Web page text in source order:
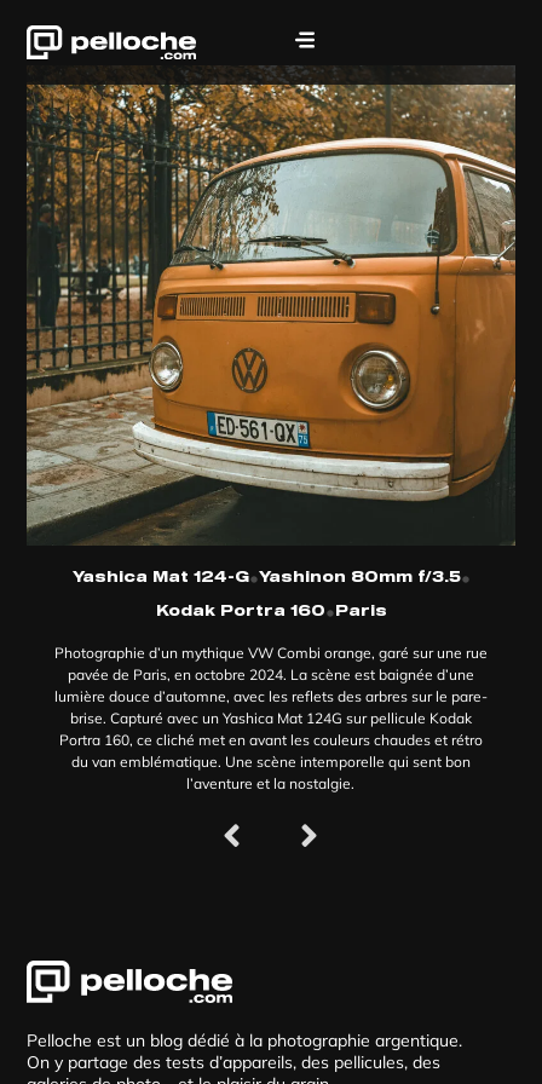
Yashica Mat 124-G•Yashinon 80mm f/3.5•
Kodak Portra 160•Paris
Photographie d’un mythique VW Combi orange, garé sur une rue
pavée de Paris, en octobre 2024. La scène est baignée d’une
lumière douce d’automne, avec les reflets des arbres sur le pare-
brise. Capturé avec un Yashica Mat 124G sur pellicule Kodak
Portra 160, ce cliché met en avant les couleurs chaudes et rétro
du van emblématique. Une scène intemporelle qui sent bon
l’aventure et la nostalgie.
Pelloche est un blog dédié à la photographie argentique.
On y partage des tests d’appareils, des pellicules, des